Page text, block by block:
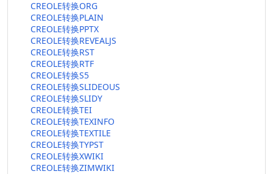
CREOLE转换ORG
CREOLE转换PLAIN
CREOLE转换PPTX
CREOLE转换REVEALJS
CREOLE转换RST
CREOLE转换RTF
CREOLE转换S5
CREOLE转换SLIDEOUS
CREOLE转换SLIDY
CREOLE转换TEI
CREOLE转换TEXINFO
CREOLE转换TEXTILE
CREOLE转换TYPST
CREOLE转换XWIKI
CREOLE转换ZIMWIKI